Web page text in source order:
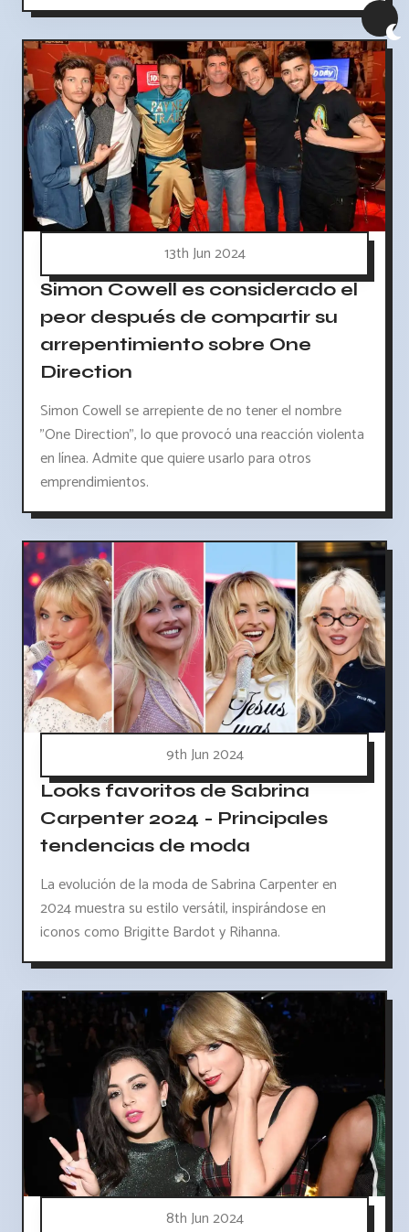
13th Jun 2024
Simon Cowell es considerado el
peor después de compartir su
arrepentimiento sobre One
Direction
Simon Cowell se arrepiente de no tener el nombre
"One Direction", lo que provocó una reacción violenta
en línea. Admite que quiere usarlo para otros
emprendimientos.
9th Jun 2024
Looks favoritos de Sabrina
Carpenter 2024 - Principales
tendencias de moda
La evolución de la moda de Sabrina Carpenter en
2024 muestra su estilo versátil, inspirándose en
iconos como Brigitte Bardot y Rihanna.
8th Jun 2024